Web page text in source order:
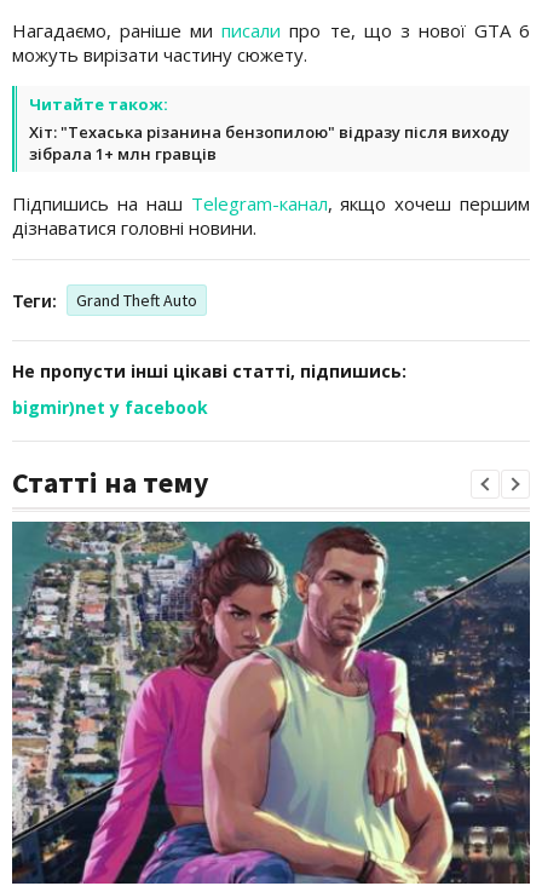
Нагадаємо, раніше миписали про те, що з нової GTA 6
можуть вирізати частину сюжету.
Читайте також:
Хіт: "Техаська різанина бензопилою" відразу після виходу
зібрала 1+ млн гравців
Підпишись на наш Telegram-канал, якщо хочеш першим
дізнаватися головні новини.
Теги: Grand Theft Auto
Не пропусти інші цікаві статті, підпишись:
bigmir)net у facebook
Статті на тему